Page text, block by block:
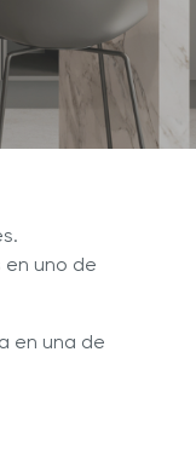
Extractor de Jugos
uno de
en una de